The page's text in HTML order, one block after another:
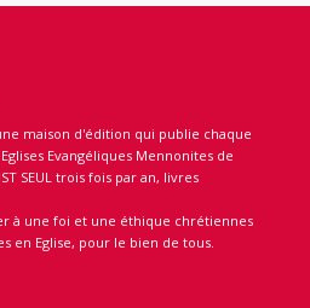
maison d'édition qui publie chaque
Evangéliques Mennonites de
SEUL trois fois par an, livres
à une foi et une éthique chrétiennes
en Eglise, pour le bien de tous.